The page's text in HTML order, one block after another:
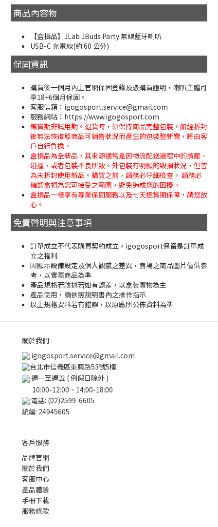
商品內容物
【盒損品】JLab JBuds Party 無線藍牙喇叭
USB-C 充電線(約 60 公分)
保固資訊
購買後一個月內上官網保固登錄及憑購買證明，喇叭主體可
享18+6個月保固。
客服信箱：igogosport.service@gmail.com
服務網站：https://www.igogosport.com
鑑賞期非試用期。退貨時，須保持商品完整包裝。如經拆封
後無法恢復原商品可銷售狀況而產生的包裝整新費，將由客
戶自行負擔。
盒損品為全新品，其來源通常是因物流配送過程中的擠壓、
碰撞，或者包裝不良所致。外包裝有明顯的毀損狀況，但皆
為未拆封使用新品。購買之前，請務必仔細檢查。 請務必
確認盒損為您可接受之範圍，避免造成您的困擾。
盒損品一樣享有專業保固服務以及七天鑑賞期保障，請您放
心。
免責聲明與注意事項
訂單成立不代表購買契約成立，igogosport保留是訂單成
立之權利
因顯示設備設定及個人觀感之差異，賣場之商品圖片僅供參
考，以實際商品為準
產品規格若敘述若如有誤差，以盒裝實物為主
產品使用，請依照說明書內之操作指示
以上規格資料若有錯誤，以原廠所公佈資料為準
關於我們
igogosport.service@gmail.com
台北市信義區東興路53號5樓
週一至週五 ( 例假日除外 )
10:00-12:00、14:00-18:00
電話: (02)2599-6605
統編: 24945605
客戶服務
品牌官網
關於我們
客服中心
產品體驗
手冊下載
服務條款